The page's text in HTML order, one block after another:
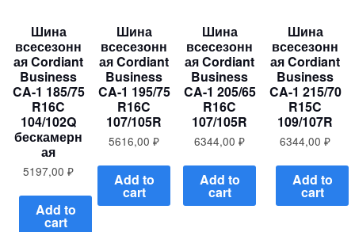
Шина
всесезонн
ая Cordiant
Business
CA-1 185/75
R16C
104/102Q
бескамерн
ая
5197,00₽
Add to
cart
Шина
всесезонн
ая Cordiant
Business
CA-1 195/75
R16C
107/105R
5616,00₽
Add to
cart
Шина
всесезонн
ая Cordiant
Business
CA-1 205/65
R16C
107/105R
6344,00₽
Add to
cart
Шина
всесезонн
ая Cordiant
Business
CA-1 215/70
R15C
109/107R
6344,00₽
Add to
cart